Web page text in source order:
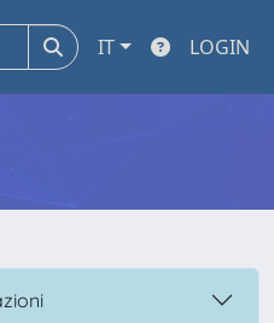
IT LOGIN